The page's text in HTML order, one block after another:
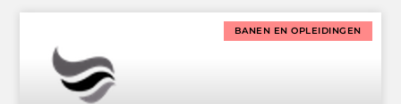
BANEN EN OPLEIDINGEN